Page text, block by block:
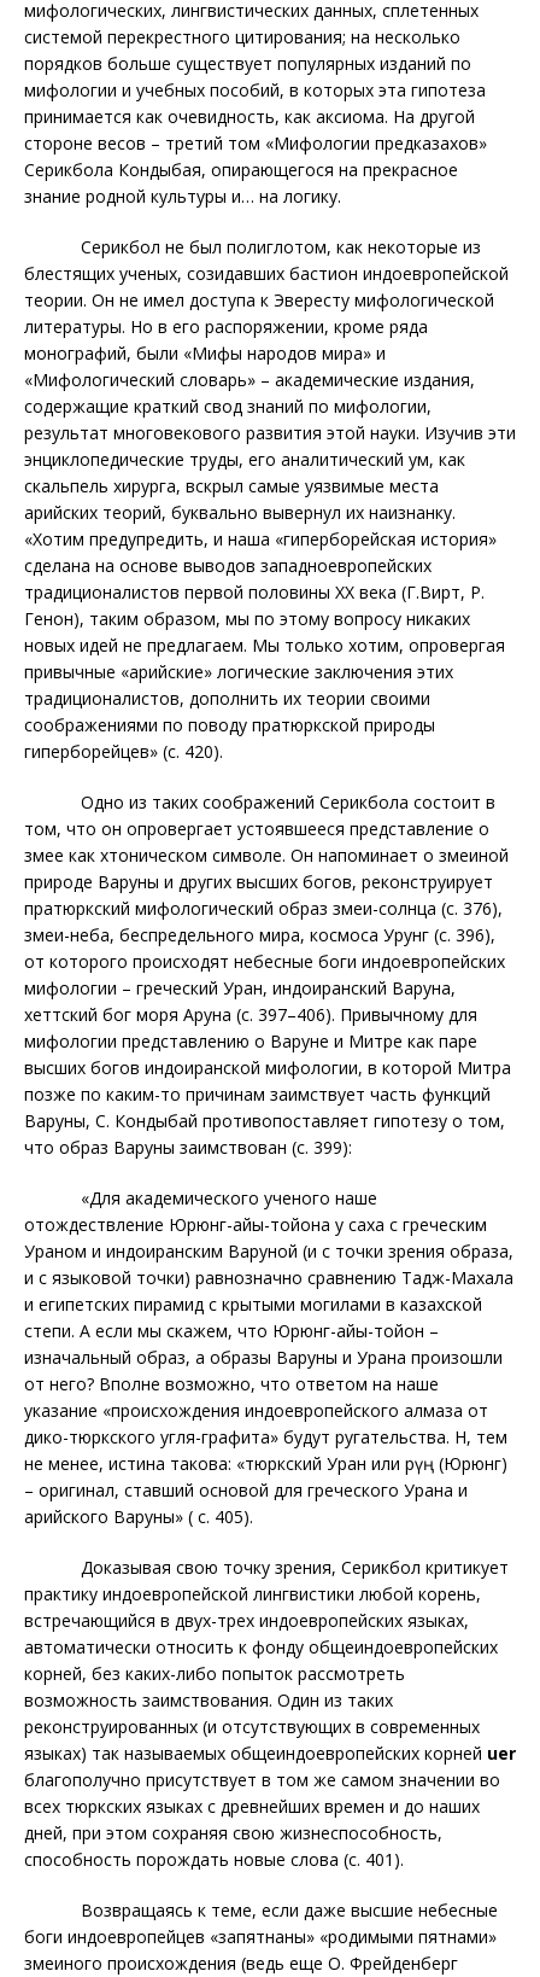
мифологических, лингвистических данных, сплетенных
системой перекрестного цитирования; на несколько
порядков больше существует популярных изданий по
мифологии и учебных пособий, в которых эта гипотеза
принимается как очевидность, как аксиома. На другой
стороне весов – третий том «Мифологии предказахов»
Серикбола Кондыбая, опирающегося на прекрасное
знание родной культуры и… на логику.
Серикбол не был полиглотом, как некоторые из
блестящих ученых, созидавших бастион индоевропейской
теории. Он не имел доступа к Эвересту мифологической
литературы. Но в его распоряжении, кроме ряда
монографий, были «Мифы народов мира» и
«Мифологический словарь» – академические издания,
содержащие краткий свод знаний по мифологии,
результат многовекового развития этой науки. Изучив эти
энциклопедические труды, его аналитический ум, как
скальпель хирурга, вскрыл самые уязвимые места
арийских теорий, буквально вывернул их наизнанку.
«Хотим предупредить, и наша «гиперборейская история»
сделана на основе выводов западноевропейских
традиционалистов первой половины ХХ века (Г.Вирт, Р.
Генон), таким образом, мы по этому вопросу никаких
новых идей не предлагаем. Мы только хотим, опровергая
привычные «арийские» логические заключения этих
традиционалистов, дополнить их теории своими
соображениями по поводу пратюркской природы
гиперборейцев» (с. 420).
Одно из таких соображений Серикбола состоит в
том, что он опровергает устоявшееся представление о
змее как хтоническом символе. Он напоминает о змеиной
природе Варуны и других высших богов, реконструирует
пратюркский мифологический образ змеи-солнца (с. 376),
змеи-неба, беспредельного мира, космоса Урунг (с. 396),
от которого происходят небесные боги индоевропейских
мифологии – греческий Уран, индоиранский Варуна,
хеттский бог моря Аруна (с. 397–406). Привычному для
мифологии представлению о Варуне и Митре как паре
высших богов индоиранской мифологии, в которой Митра
позже по каким-то причинам заимствует часть функций
Варуны, С. Кондыбай противопоставляет гипотезу о том,
что образ Варуны заимствован (с. 399):
«Для академического ученого наше
отождествление Юрюнг-айы-тойона у саха с греческим
Ураном и индоиранским Варуной (и с точки зрения образа,
и с языковой точки) равнозначно сравнению Тадж-Махала
и египетских пирамид с крытыми могилами в казахской
степи. А если мы скажем, что Юрюнг-айы-тойон –
изначальный образ, а образы Варуны и Урана произошли
от него? Вполне возможно, что ответом на наше
указание «происхождения индоевропейского алмаза от
дико-тюркского угля-графита» будут ругательства. Н, тем
не менее, истина такова: «тюркский Уран или Үрүң (Юрюнг)
– оригинал, ставший основой для греческого Урана и
арийского Варуны» ( с. 405).
Доказывая свою точку зрения, Серикбол критикует
практику индоевропейской лингвистики любой корень,
встречающийся в двух-трех индоевропейских языках,
автоматически относить к фонду общеиндоевропейских
корней, без каких-либо попыток рассмотреть
возможность заимствования. Один из таких
реконструированных (и отсутствующих в современных
языках) так называемых общеиндоевропейских корней uer
благополучно присутствует в том же самом значении во
всех тюркских языках с древнейших времен и до наших
дней, при этом сохраняя свою жизнеспособность,
способность порождать новые слова (с. 401).
Возвращаясь к теме, если даже высшие небесные
боги индоевропейцев «запятнаны» «родимыми пятнами»
змеиного происхождения (ведь еще О. Фрейденберг